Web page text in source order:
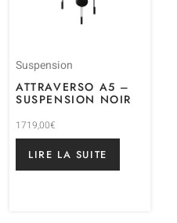
Suspension
ATTRAVERSO A5 –
SUSPENSION NOIR
1719,00€
LIRE LA SUITE